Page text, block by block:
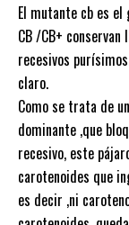
El mutante cb es el
CB /CB+
recesivos
claro.
Como se trata de
dominante ,que
recesivo, este
carotenoides que
es decir ,ni